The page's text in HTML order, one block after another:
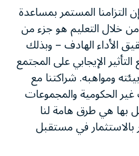
المستمر بمساعدة
خلال التعليم هو جزء من
الأداء الهادف – وبذلك
الإيجابي على المجتمع
ومواهبه. شراكتنا مع
الحكومية والمجموعات
بها هي طرق هامة لنا
بالاستثمار في مستقبل